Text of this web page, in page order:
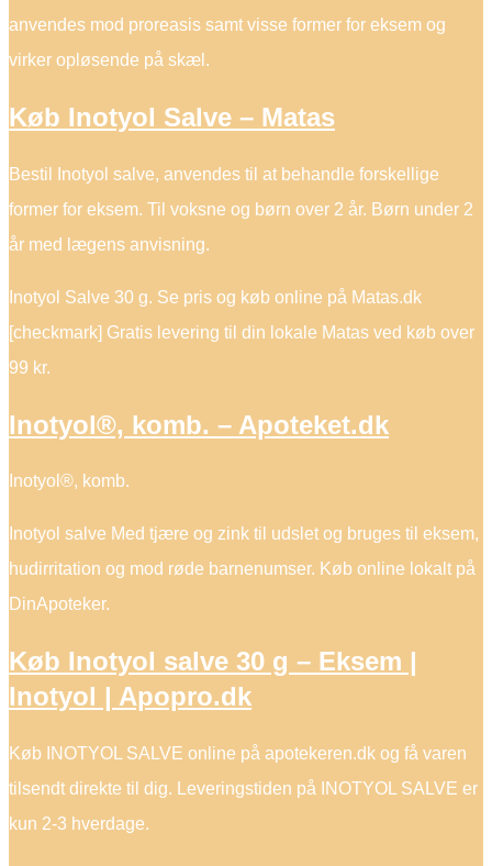
anvendes mod proreasis samt visse former for eksem og
virker opløsende på skæl.
Køb Inotyol Salve – Matas
Bestil Inotyol salve, anvendes til at behandle forskellige
former for eksem. Til voksne og børn over 2 år. Børn under 2
år med lægens anvisning.
Inotyol Salve 30 g. Se pris og køb online på Matas.dk
[checkmark] Gratis levering til din lokale Matas ved køb over
99 kr.
Inotyol®, komb. – Apoteket.dk
Inotyol®, komb.
Inotyol salve Med tjære og zink til udslet og bruges til eksem,
hudirritation og mod røde barnenumser. Køb online lokalt på
DinApoteker.
Køb Inotyol salve 30 g – Eksem |
Inotyol | Apopro.dk
Køb INOTYOL SALVE online på apotekeren.dk og få varen
tilsendt direkte til dig. Leveringstiden på INOTYOL SALVE er
kun 2-3 hverdage.